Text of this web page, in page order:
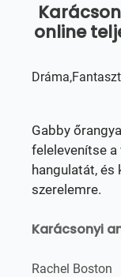
online
Gabby
felelevenítse
hangulatát, és
szerelemre.
Karácsonyi
Rachel Boston